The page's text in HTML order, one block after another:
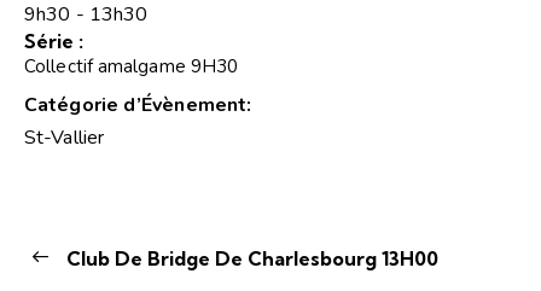
9h30 - 13h30
Série :
Collectif amalgame 9H30
Catégorie d’Évènement:
St-Vallier
Club De Bridge De Charlesbourg 13H00